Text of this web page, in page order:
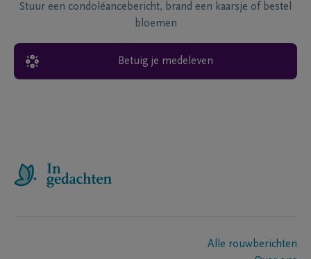
Stuur een condoléancebericht, brand een kaarsje of bestel
bloemen
Betuig je medeleven
Alle rouwberichten